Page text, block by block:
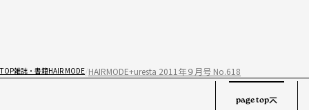
TOP雑誌・書籍HAIR MODE HAIRMODE+uresta 2011年９月号 No.618
page top